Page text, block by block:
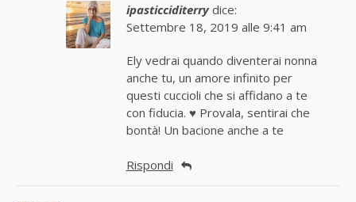
ipasticciditerry dice:
Settembre 18, 2019 alle 9:41 am
Ely vedrai quando diventerai nonna
anche tu, un amore infinito per
questi cuccioli che si affidano a te
con fiducia. ♥ Provala, sentirai che
bontà! Un bacione anche a te
Rispondi